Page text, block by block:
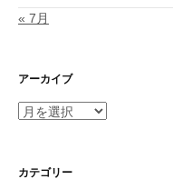
« 7月
アーカイブ
ア
イ
カテゴリー